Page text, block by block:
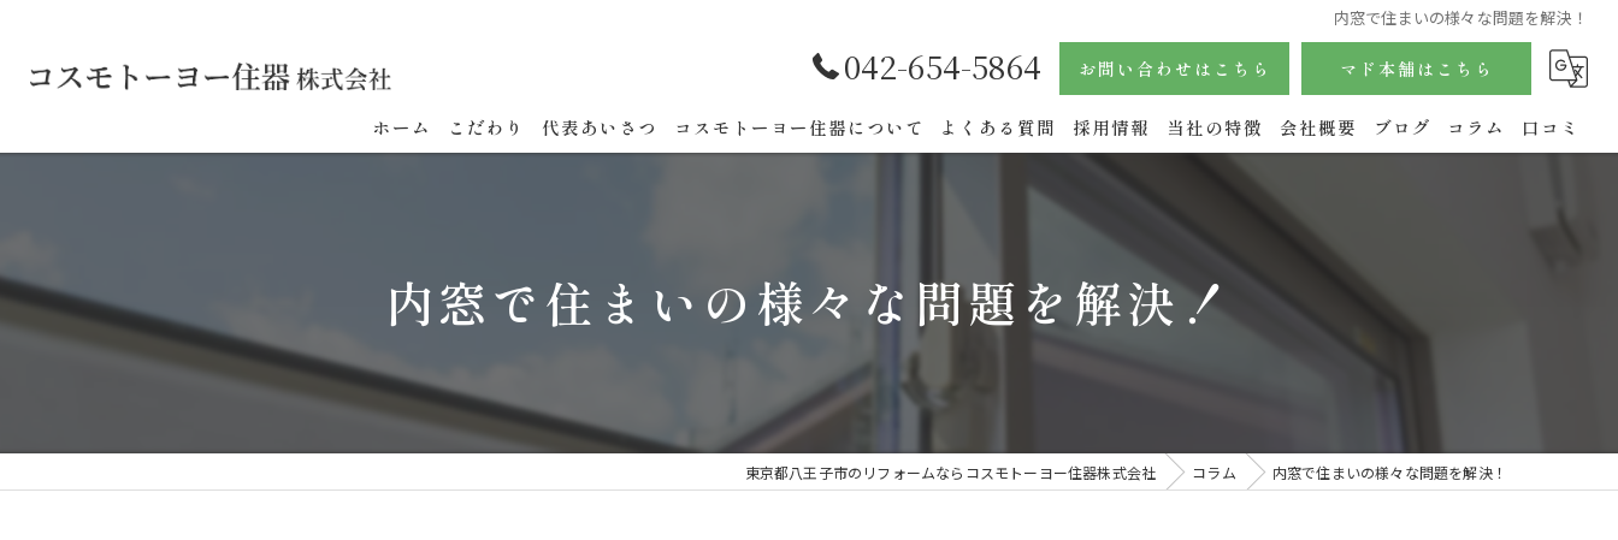
内窓で住まいの様々な問題を解決！
042-654-5864 お問い合わせはこちら マド本舗はこちら
ホーム こだわり 代表あいさつ コスモトーヨー住器について よくある質問 採用情報 当社の特徴
玄関
会社概要 ブログ コラム 口コミ
内窓で住まいの様々な問題を解決！
東京都八王子市のリフォームならコスモトーヨー住器株式会社 コラム 内窓で住まいの様々な問題を解決！